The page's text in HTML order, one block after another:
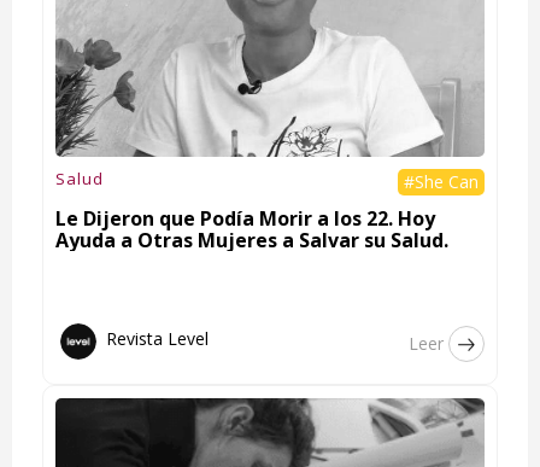
Salud #She Can
Le Dijeron que Podía Morir a los 22. Hoy
Ayuda a Otras Mujeres a Salvar su Salud.
Revista Level Leer